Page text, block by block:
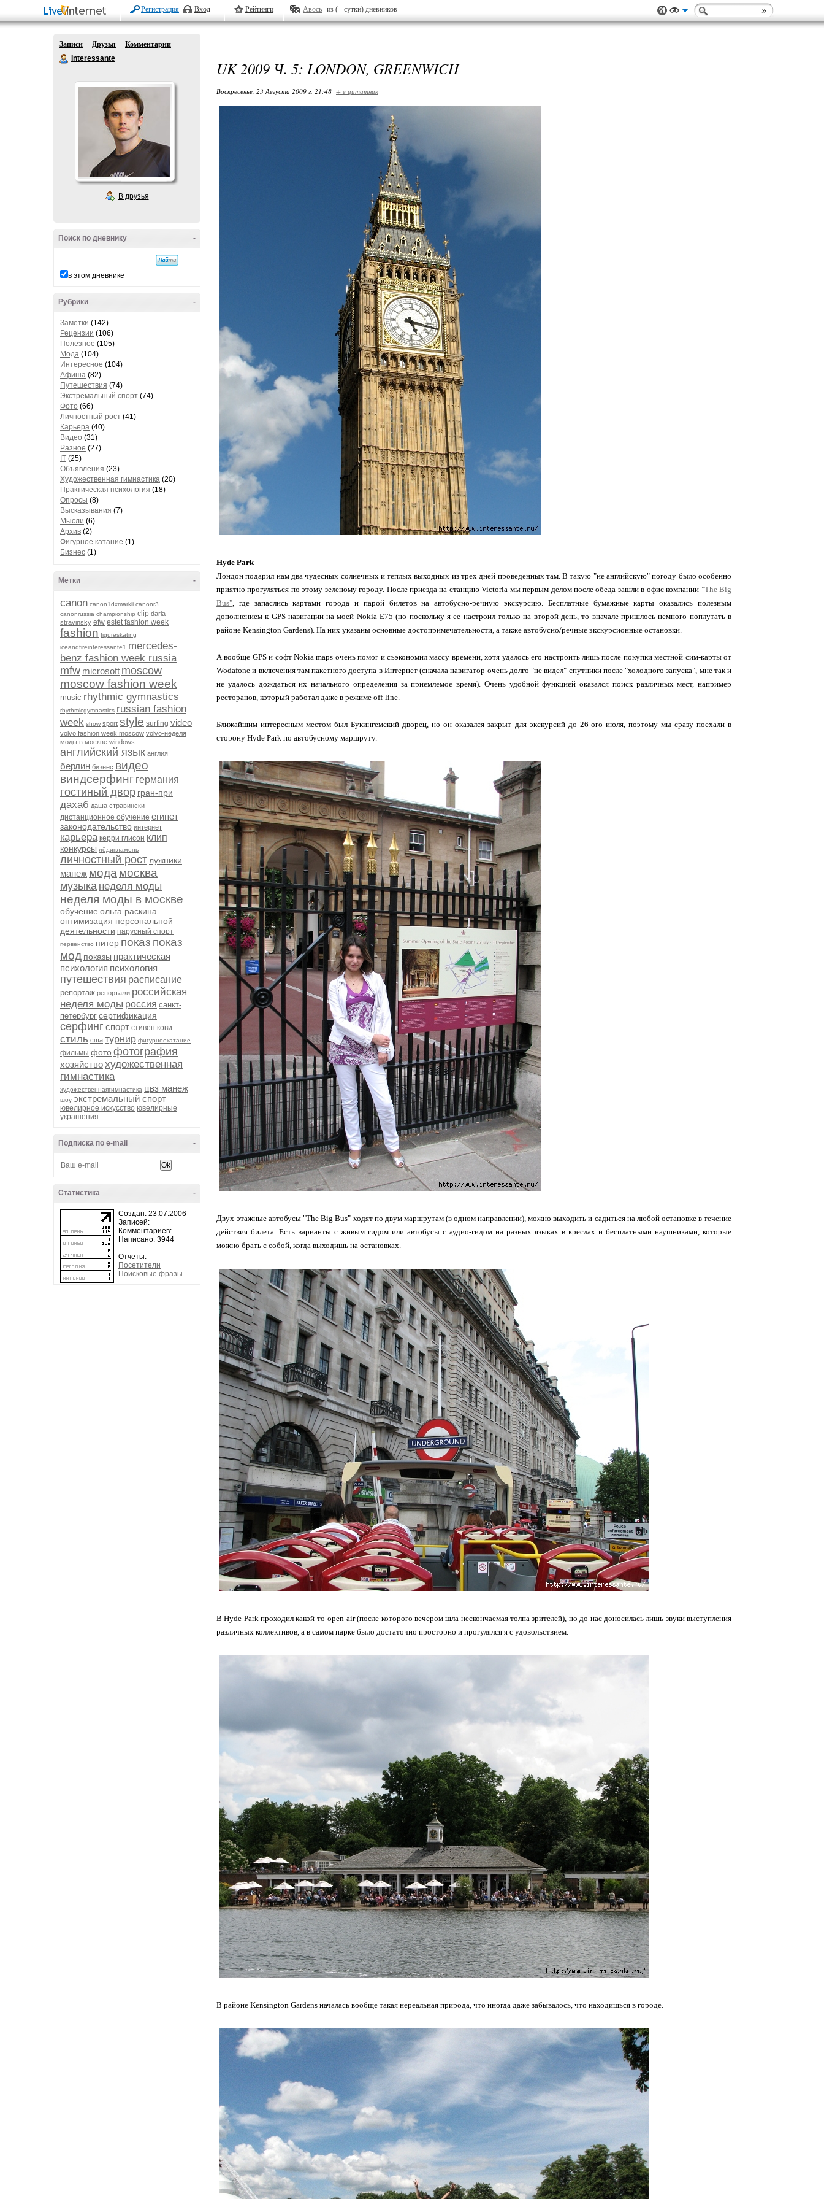
Регистрация Вход Рейтинги Авось из (+ сутки) дневников
Записи Друзья
Комментарии
Interessante
В друзья
-
Поиск по дневнику
в этом дневнике
-
Рубрики
Заметки (142)
Рецензии (106)
Полезное (105)
Мода (104)
Интересное (104)
Афиша (82)
Путешествия (74)
Экстремальный спорт (74)
Фото (66)
Личностный рост (41)
Карьера (40)
Видео (31)
Разное (27)
IT (25)
Объявления (23)
Художественная гимнастика (20)
Практическая психология (18)
Опросы (8)
Высказывания (7)
Мысли (6)
Архив (2)
Фигурное катание (1)
Бизнес (1)
-
Метки
canon canon1dxmarkii canonr3
canonrussia championship clip daria
stravinsky efw estet fashion week
fashion figureskating
iceandfireinteressante1 mercedes-
benz fashion week russia
mfw microsoft moscow
moscow fashion week
music rhythmic gymnastics
rhythmicgymnastics russian fashion
week show sport style surfing video
volvo fashion week moscow volvo-неделя
моды в москве windows
английский язык англия
берлин бизнес видео
виндсерфинг германия
гостиный двор гран-при
дахаб даша стравински
дистанционное обучение египет
законодательство интернет
карьера керри глисон клип
конкурсы лёдипламень
личностный рост лужники
манеж мода москва
музыка неделя моды
неделя моды в москве
обучение ольга раскина
оптимизация персональной
деятельности парусный спорт
первенство питер показ показ
мод показы практическая
психология психология
путешествия расписание
репортаж репортажи российская
неделя моды россия санкт-
петербург сертификация
серфинг спорт стивен кови
стиль сша турнир фигурноекатание
фильмы фотофотография
хозяйствохудожественная
гимнастика
художественнаягимнастика цвз манеж
шоу экстремальный спорт
ювелирное искусство ювелирные
украшения
-
Подписка по e-mail
-
Статистика
Создан: 23.07.2006
Записей:
Комментариев:
Написано: 3944
Отчеты:
Посетители
Поисковые фразы
UK 2009 Ч. 5: LONDON, GREENWICH
Воскресенье, 23 Августа 2009 г. 21:48 + в цитатник
Hyde Park
Лондон подарил нам два чудесных солнечных и теплых выходных из трех дней проведенных там. В такую "не английскую" погоду было особенно
приятно прогуляться по этому зеленому городу. После приезда на станцию Victoria мы первым делом после обеда зашли в офис компании "The Big
Bus", где запаслись картами города и парой билетов на автобусно-речную экскурсию. Бесплатные бумажные карты оказались полезным
дополнением к GPS-навигации на моей Nokia E75 (но поскольку я ее настроил только на второй день, то вначале пришлось немного поплутать в
районе Kensington Gardens). На них указаны основные достопримечательности, а также автобусно/речные экскурсионные остановки.
А вообще GPS и софт Nokia maps очень помог и съэкономил массу времени, хотя удалось его настроить лишь после покупки местной сим-карты от
Wodafone и включения там пакетного доступа в Интернет (сначала навигатор очень долго "не видел" спутники после "холодного запуска", мне так и
не удалось дождаться их начального определения за приемлемое время). Очень удобной функцией оказался поиск различных мест, например
ресторанов, который работал даже в режиме off-line.
Ближайшим интересным местом былБукингемский дворец, но он оказался закрыт для экскурсий до 26-ого июля, поэтому мы сразу поехали в
сторону Hyde Park по автобусному маршруту.
Двух-этажные автобусы "The Big Bus" ходят по двум маршрутам (в одном направлении), можно выходить и садиться на любой остановке в течение
действия билета. Есть варианты с живым гидом или автобусы с аудио-гидом на разных языках в креслах и бесплатными наушниками, которые
можно брать с собой, когда выходишь на остановках.
В Hyde Park проходил какой-то open-air (после которого вечером шла нескончаемая толпа зрителей), но до нас доносилась лишь звуки выступления
различных коллективов, а в самом парке было достаточно просторно и прогулялся я с удовольствием.
В районе Kensington Gardens началась вообще такая нереальная природа, что иногда даже забывалось, что находишься в городе.